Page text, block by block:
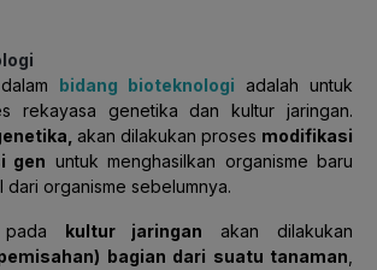
bidang bioteknologi adalah untuk
rekayasa genetika dan kultur jaringan.
akan dilakukan proses modifikasi
gen untuk menghasilkan organisme baru
organisme sebelumnya.
pada kultur jaringan akan dilakukan
bagian dari suatu tanaman